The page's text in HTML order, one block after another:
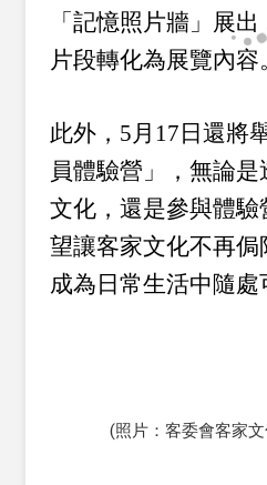
「記憶照片牆」展
片段轉化為展覽內容
此外，5月17日還將
員體驗營」，無論
文化，還是參與體
望讓客家文化不再
成為日常生活中隨處
(照片：客委會客家